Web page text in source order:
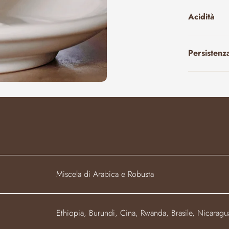
ogni volta
intensità
Acidità
Miscela di Arabica e Robusta
Ethiopia, Burundi, Cina, Rwanda, Brasile,